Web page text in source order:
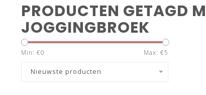
PRODUCTEN GETAGD
JOGGINGBROEK
Min: €0 Max: €5
Nieuwste producten